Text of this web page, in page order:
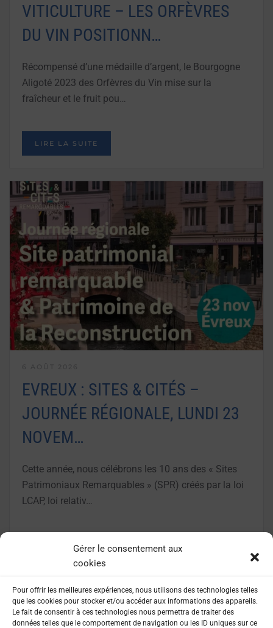
Gérer le consentement aux
cookies
Pour offrir les meilleures expériences, nous utilisons des technologies telles
que les cookies pour stocker et/ou accéder aux informations des appareils.
Le fait de consentir à ces technologies nous permettra de traiter des
données telles que le comportement de navigation ou les ID uniques sur ce
VITICULTURE – LES ORFÈVRES
DU VIN POSITIONN…
Récompensé d’une médaille d’argent, le Bourgogne
Aligoté 2023 des Orfèvres du Vin mise sur la
fraîcheur et le fruit pou…
LIRE LA SUITE
EVREUX : SITES & CITÉS –
JOURNÉE RÉGIONALE, LUNDI 23
NOVEM…
Cette année, nous célébrons les 10 ans des « Sites
Patrimoniaux Remarquables » (SPR) créés par la loi
LCAP, loi relativ…
LIRE LA SUITE